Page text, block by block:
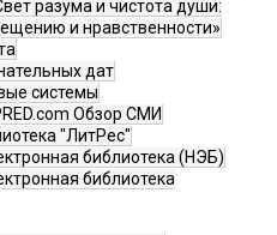
разума и чистота души:
и нравственности»
дат
системы
Обзор СМИ
"ЛитРес"
библиотека (НЭБ)
библиотека